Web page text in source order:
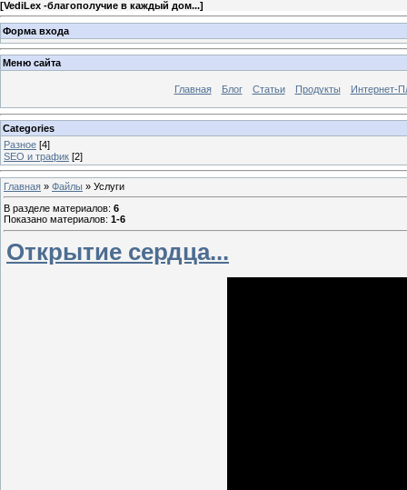
[VediLex -благополучие в каждый дом...]
Форма входа
Меню сайта
Главная Блог Статьи Продукты Интернет-
Categories
Разное [4]
SEO и трафик [2]
Главная » Файлы » Услуги
В разделе материалов: 6
Показано материалов: 1-6
Открытие сердца...